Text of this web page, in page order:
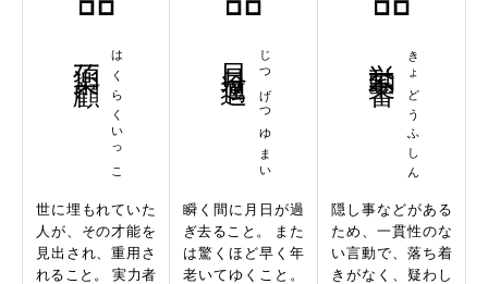
はくらくいっこ
世に埋もれていた
人が、その才能を
見出され、重用さ
れること。 実力者
じつげつゆまい
瞬く間に月日が過
ぎ去ること。 また
は驚くほど早く年
老いてゆくこと。
きょどうふしん
隠し事などがある
ため、一貫性のな
い言動で、落ち着
きがなく、疑わし